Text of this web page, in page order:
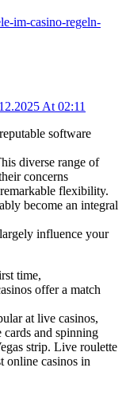
im-casino-regeln-
At 02:11
software
diverse range of
concerns
flexibility.
become an integral
influence your
time,
offer a match
at live casinos,
and spinning
strip. Live roulette
online casinos in